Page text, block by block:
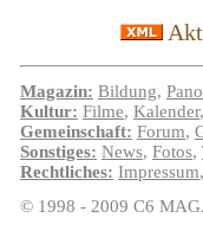
Magazin: Bildung,
Kultur: Filme, Kalender,
Gemeinschaft: Forum,
Sonstiges: News, Fotos,
Rechtliches: Impressum,
© 1998 - 2009 C6